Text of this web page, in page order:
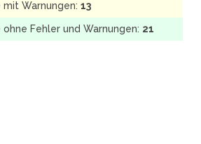
mit Warnungen: 13
ohne Fehler und Warnungen: 21